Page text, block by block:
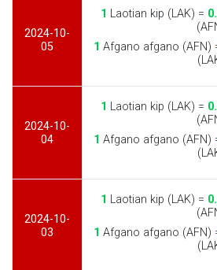
2024-10-
05
1 Laotian kip (LAK) =
1 Afgano afgano (AFN)
2024-10-
04
1 Laotian kip (LAK) =
1 Afgano afgano (AFN)
2024-10-
03
1 Laotian kip (LAK) =
1 Afgano afgano (AFN)